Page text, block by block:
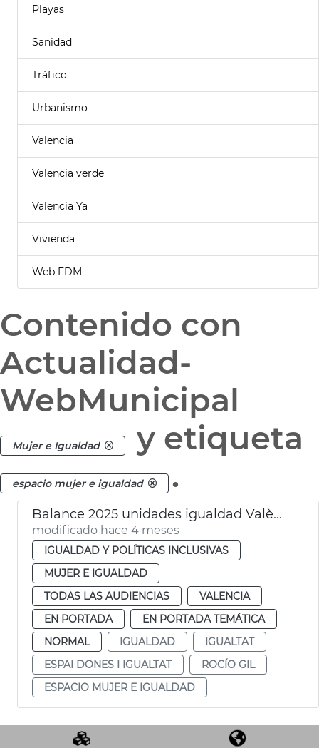
Playas
Sanidad
Tráfico
Urbanismo
Valencia
Valencia verde
Valencia Ya
Vivienda
Web FDM
Contenido con
Actualidad-
WebMunicipal
Mujer e Igualdad y etiqueta
espacio mujer e igualdad .
Balance 2025 unidades igualdad València
modificado hace 4 meses
IGUALDAD Y POLÍTICAS INCLUSIVAS
MUJER E IGUALDAD
TODAS LAS AUDIENCIAS
VALENCIA
EN PORTADA
EN PORTADA TEMÁTICA
NORMAL
IGUALDAD
IGUALTAT
ESPAI DONES I IGUALTAT
ROCÍO GIL
ESPACIO MUJER E IGUALDAD